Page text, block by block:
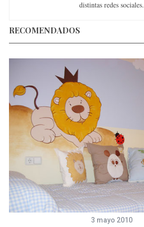
distintas redes sociales.
RECOMENDADOS
3 mayo 2010